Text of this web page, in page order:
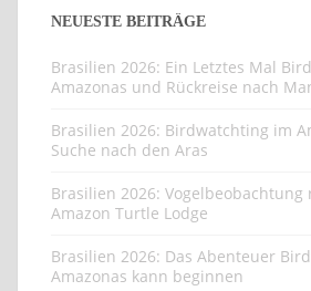
NEUESTE BEITRÄGE
Brasilien 2026: Ein Letztes Mal
Amazonas und Rückreise nach
Brasilien 2026: Birdwatchting im
Suche nach den Aras
Brasilien 2026:
Amazon Turtle Lodge
Brasilien 2026: Das Abenteuer
Amazonas kann beginnen